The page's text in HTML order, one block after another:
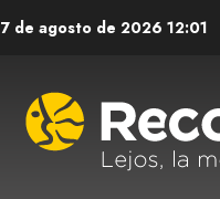
7 de agosto de 2026 12:01